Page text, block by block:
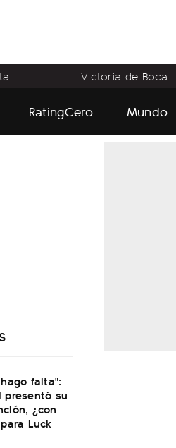
Victoria de Boca
RatingCero Mundo
falta":
presentó su
¿con
Luck